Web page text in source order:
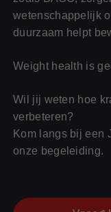
wetenschappelijk
duurzaam helpt
Weight health is
Wil jij weten hoe
verbeteren?
Kom langs bij een
onze begeleiding.
Voor jou
Voor je